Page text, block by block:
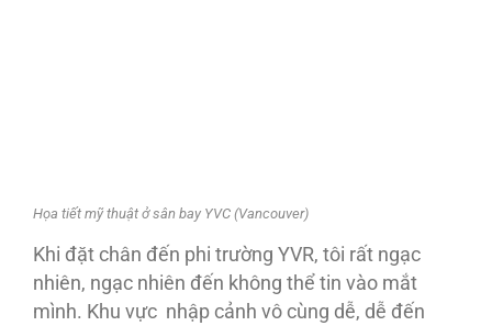
Họa tiết mỹ thuật ở sân bay YVC (Vancouver)
Khi đặt chân đến phi trường YVR, tôi rất ngạc
nhiên, ngạc nhiên đến không thể tin vào mắt
mình. Khu vực nhập cảnh vô cùng dễ, dễ đến